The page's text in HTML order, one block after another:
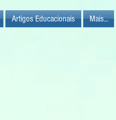
Artigos Educacionais Mais...